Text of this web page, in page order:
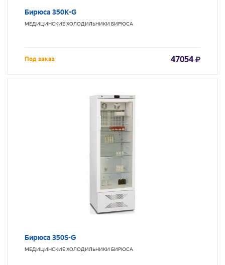
Бирюса 350K-G
МЕДИЦИНСКИЕ ХОЛОДИЛЬНИКИ БИРЮСА
Под заказ 47054
Бирюса 350S-G
МЕДИЦИНСКИЕ ХОЛОДИЛЬНИКИ БИРЮСА